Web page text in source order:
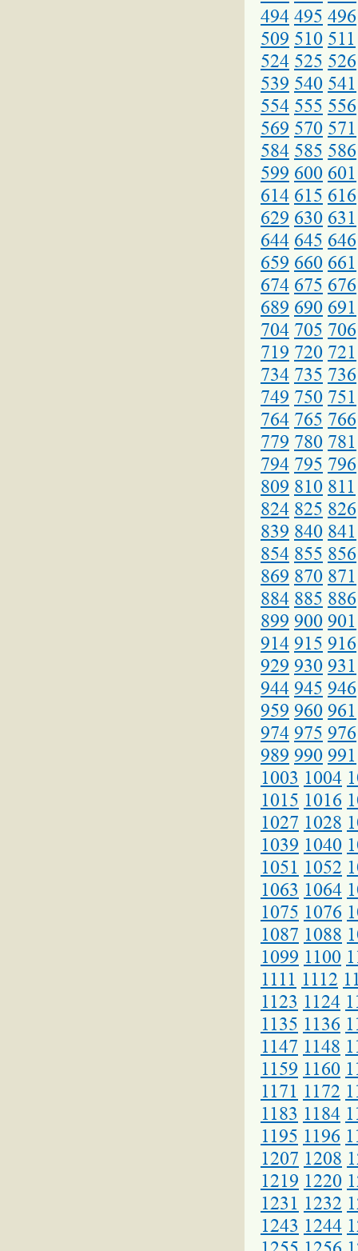
494 495 496
509 510 511
524 525 526
539 540 541
554 555 556
569 570 571
584 585 586
599 600 601
614 615 616
629 630 631
644 645 646
659 660 661
674 675 676
689 690 691
704 705 706
719 720 721
734 735 736
749 750 751
764 765 766
779 780 781
794 795 796
809 810 811
824 825 826
839 840 841
854 855 856
869 870 871
884 885 886
899 900 901
914 915 916
929 930 931
944 945 946
959 960 961
974 975 976
989 990 991
1003 1004
1015 1016
1027 1028
1039 1040
1051 1052
1063 1064
1075 1076
1087 1088
1099 1100
1111 1112
1123 1124
1135 1136
1147 1148
1159 1160
1171 1172
1183 1184
1195 1196
1207 1208
1219 1220
1231 1232
1243 1244